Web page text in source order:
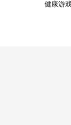
健康游